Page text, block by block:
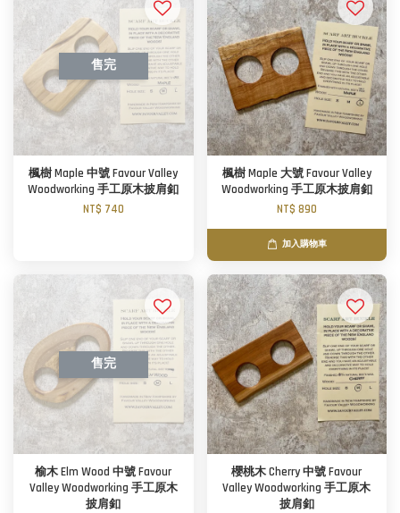
售完
楓樹 Maple 中號 Favour Valley
Woodworking 手工原木披肩釦
NT$ 740
楓樹 Maple 大號 Favour Valley
Woodworking 手工原木披肩釦
NT$ 890
加入購物車
售完
榆木 Elm Wood 中號 Favour
Valley Woodworking 手工原木
披肩釦
櫻桃木 Cherry 中號 Favour
Valley Woodworking 手工原木
披肩釦